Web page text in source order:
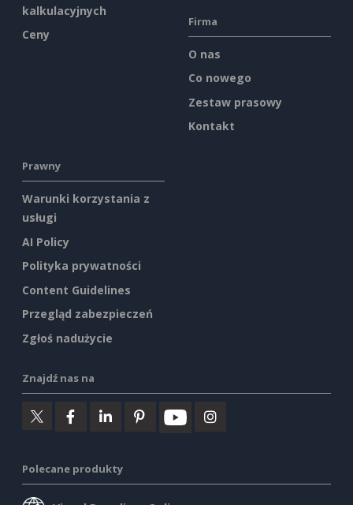
kalkulacyjnych
Ceny
Firma
O nas
Co nowego
Zestaw prasowy
Kontakt
Prawny
Warunki korzystania z
usługi
AI Policy
Polityka prywatności
Content Guidelines
Przegląd zabezpieczeń
Zgłoś nadużycie
Znajdź nas na
Polecane produkty